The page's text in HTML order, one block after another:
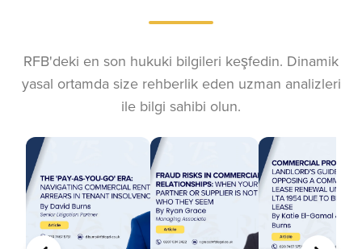
RFB'deki en son hukuki bilgileri keşfedin. Dinamik
yasal ortamda size rehberlik eden uzman analizleri
ile bilgi sahibi olun.